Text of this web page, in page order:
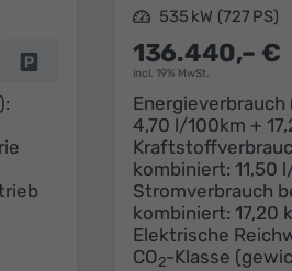
Fahrzeug parken
Leistung 535 kW (727 PS)
136.440,– €
incl. 19% MwSt.
4,70 l/100km +
kombiniert: 11,50
Stromverbrauch
kombiniert: 17,20
Elektrische
CO2-Klasse